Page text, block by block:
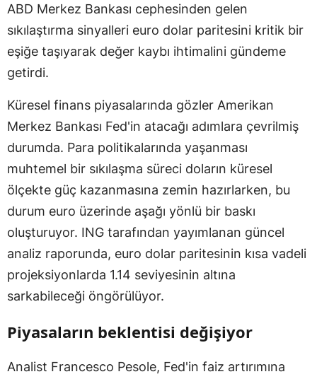
ABD Merkez Bankası cephesinden gelen
sıkılaştırma sinyalleri euro dolar paritesini kritik bir
eşiğe taşıyarak değer kaybı ihtimalini gündeme
getirdi.
Küresel finans piyasalarında gözler Amerikan
Merkez Bankası Fed'in atacağı adımlara çevrilmiş
durumda. Para politikalarında yaşanması
muhtemel bir sıkılaşma süreci doların küresel
ölçekte güç kazanmasına zemin hazırlarken, bu
durum euro üzerinde aşağı yönlü bir baskı
oluşturuyor. ING tarafından yayımlanan güncel
analiz raporunda, euro dolar paritesinin kısa vadeli
projeksiyonlarda 1.14 seviyesinin altına
sarkabileceği öngörülüyor.
Piyasaların beklentisi değişiyor
Analist Francesco Pesole, Fed'in faiz artırımına